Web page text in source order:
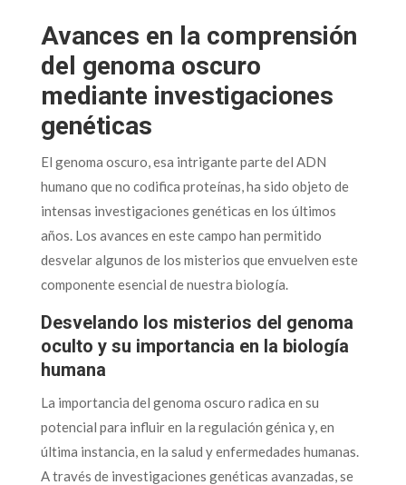
Avances en la comprensión
del genoma oscuro
mediante investigaciones
genéticas
El genoma oscuro, esa intrigante parte del ADN
humano que no codifica proteínas, ha sido objeto de
intensas investigaciones genéticas en los últimos
años. Los avances en este campo han permitido
desvelar algunos de los misterios que envuelven este
componente esencial de nuestra biología.
Desvelando los misterios del genoma
oculto y su importancia en la biología
humana
La importancia del genoma oscuro radica en su
potencial para influir en la regulación génica y, en
última instancia, en la salud y enfermedades humanas.
A través de investigaciones genéticas avanzadas, se